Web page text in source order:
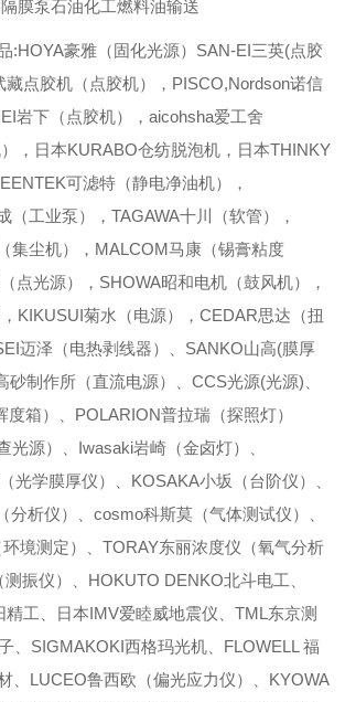
:HOYA豪雅（固化光源）SAN-EI三英(点胶
藏点胶机（点胶机），PISCO,Nordson诺信
岩下（点胶机），aicohsha爱工舍
，日本KURABO仓纺脱泡机，日本THINKY
可滤特（静电净油机），
（工业泵），TAGAWA十川（软管），
集尘机），MALCOM马康（锡膏粘度
点光源），SHOWA昭和电机（鼓风机），
KIKUSUI菊水（电源），CEDAR思达（扭
迈泽（电热剥线器）、SANKO山高(膜厚
砂制作所（直流电源）、CCS光源(光源)、
度箱）、POLARION普拉瑞（探照灯）
光源）、Iwasaki岩崎（金卤灯）、
光学膜厚仪）、KOSAKA小坂（台阶仪）、
分析仪）、cosmo科斯莫（气体测试仪）、
境测定）、TORAY东丽浓度仪（氧气分析
振仪）、HOKUTO DENKO北斗电工、
工、日本IMV爱睦威地震仪、TML东京测
、SIGMAKOKI西格玛光机、FLOWELL 福
、LUCEO鲁西欧（偏光应力仪）、KYOWA